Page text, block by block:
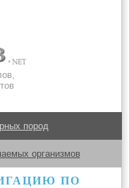
пород
организмов
ПО